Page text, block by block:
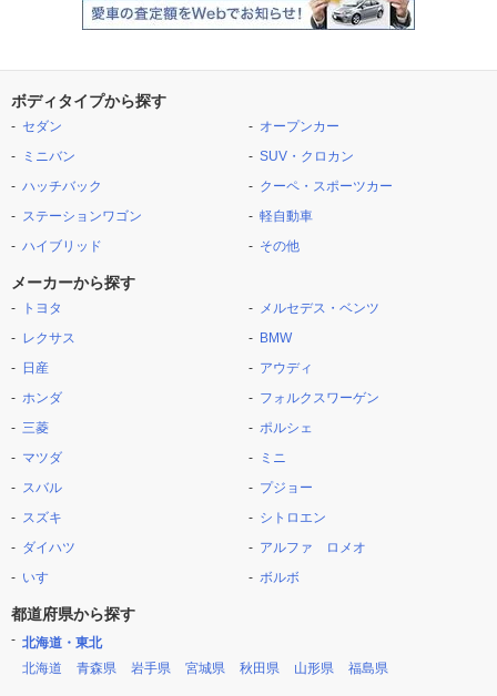
ボディタイプから探す
セダン
ミニバン
ハッチバック
ステーションワゴン
ハイブリッド
オープンカー
SUV・クロカン
クーペ・スポーツカー
軽自動車
その他
メーカーから探す
トヨタ
レクサス
日産
ホンダ
三菱
マツダ
スバル
スズキ
ダイハツ
いすゞ
メルセデス・ベンツ
BMW
アウディ
フォルクスワーゲン
ポルシェ
ミニ
プジョー
シトロエン
アルファ ロメオ
ボルボ
都道府県から探す
北海道・東北
北海道
青森県 岩手県 宮城県 秋田県 山形県 福島県